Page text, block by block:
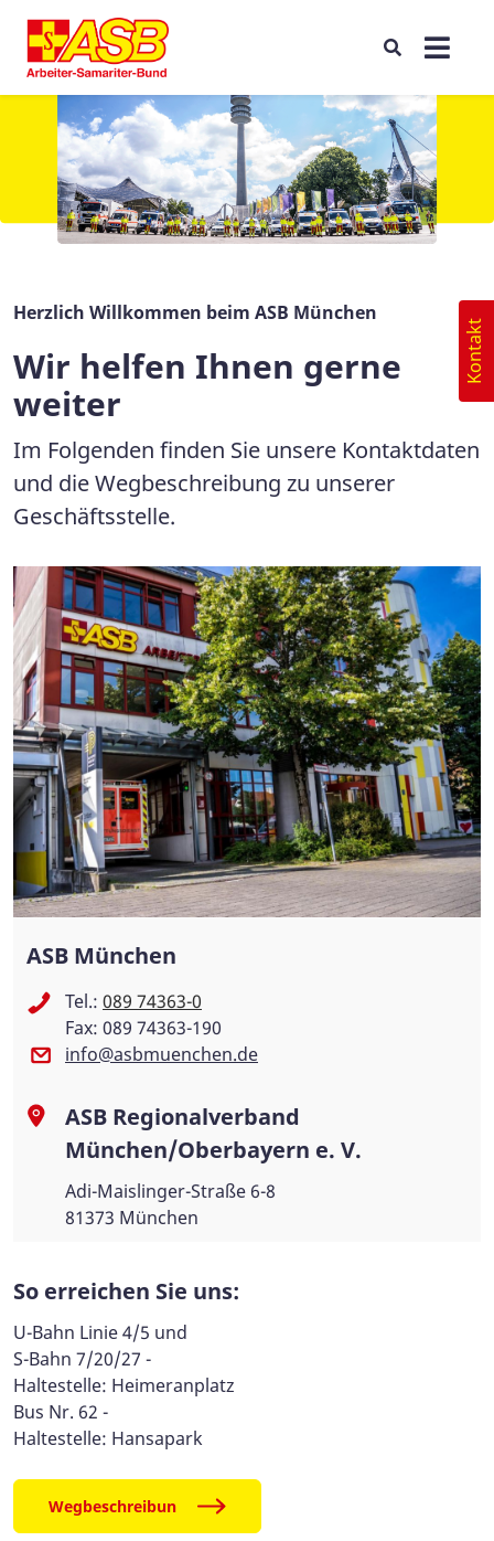
Herzlich Willkommen beim ASB München
Wir helfen Ihnen gerne
weiter
Im Folgenden finden Sie unsere Kontaktdaten
und die Wegbeschreibung zu unserer
Geschäftsstelle.
ASB München
Tel.: 089 74363-0
Fax: 089 74363-190
info@asbmuenchen.de
ASB Regionalverband
München/Oberbayern e. V.
Adi-Maislinger-Straße 6-8
81373 München
So erreichen Sie uns:
U-Bahn Linie 4/5 und
S-Bahn 7/20/27 -
Haltestelle: Heimeranplatz
Bus Nr. 62 -
Haltestelle: Hansapark
Wegbeschreibun
Kontakt